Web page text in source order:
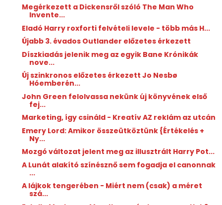
Megérkezett a Dickensről szóló The Man Who
Invente...
Eladó Harry roxforti felvételi levele - több más H...
Újabb 3. évados Outlander előzetes érkezett
Díszkiadás jelenik meg az egyik Bane Krónikák
nove...
Új szinkronos előzetes érkezett Jo Nesbø
Hóemberén...
John Green felolvassa nekünk új könyvének első
fej...
Marketing, így csináld - Kreatív AZ reklám az utcán
Emery Lord: Amikor ​összeütköztünk {Értékelés +
Ny...
Mozgó változat jelent meg az illusztrált Harry Pot...
A Lunát alakító színésznő sem fogadja el canonnak
...
A lájkok tengerében - Miért nem (csak) a méret
szá...